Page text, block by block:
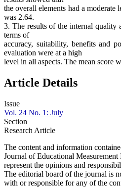
the overall elements had a moderate
was 2.64.
3. The results of the internal quality
terms of
accuracy, suitability, benefits and
evaluation were at a high
level in all aspects. The mean score
Article Details
Issue
Vol. 24 No. 1: July
Section
Research Article
The content and information
Journal of Educational
represent the opinions and
The editorial board of the journal is
with or responsible for any of the